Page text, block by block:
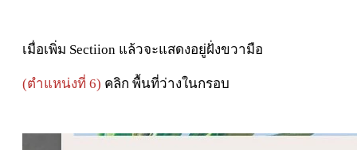
เมื่อเพิ่ม Sectiion แล้วจะแสดงอยู่ฝั่งขวามือ
(ตำแหน่งที่ 6) คลิก พื้นที่ว่างในกรอบ